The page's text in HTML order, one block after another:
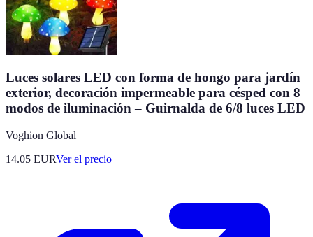
Luces solares LED con forma de hongo para jardín
exterior, decoración impermeable para césped con 8
modos de iluminación – Guirnalda de 6/8 luces LED
Voghion Global
14.05 EURVer el precio